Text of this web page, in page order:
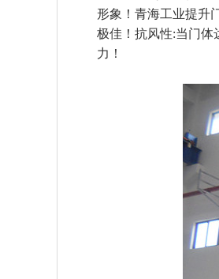
形象！青海工业提升
极佳！抗风性:当门体
力！